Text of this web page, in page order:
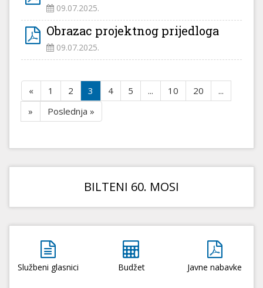
09.07.2025.
Obrazac projektnog prijedloga
09.07.2025.
« 1 2 3 4 5 ... 10 20
...
»
Poslednja »
BILTENI 60. MOSI
Službeni glasnici Budžet Javne nabavke